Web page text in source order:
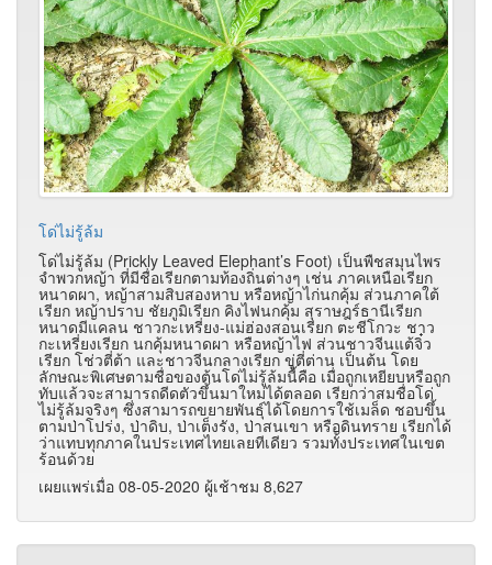
โด่ไม่รู้ล้ม
โด่ไม่รู้ล้ม (Prickly Leaved Elephant’s Foot) เป็นพืชสมุนไพร
จำพวกหญ้า ที่มีชื่อเรียกตามท้องถิ่นต่างๆ เช่น ภาคเหนือเรียก
หนาดผา, หญ้าสามสิบสองหาบ หรือหญ้าไก่นกคุ้ม ส่วนภาคใต้
เรียก หญ้าปราบ ชัยภูมิเรียก คิงไฟนกคุ้ม สุราษฎร์ธานีเรียก
หนาดมีแคลน ชาวกะเหรี่ยง-แม่ฮ่องสอนเรียก ตะชีโกวะ ชาว
กะเหรี่ยงเรียก นกคุ้มหนาดผา หรือหญ้าไฟ ส่วนชาวจีนแต้จิ๋ว
เรียก โช่วตี่ต้า และชาวจีนกลางเรียก ขู่ตี่ต่าน เป็นต้น โดย
ลักษณะพิเศษตามชื่อของต้นโด่ไม่รู้ล้มนี้คือ เมื่อถูกเหยียบหรือถูก
ทับแล้วจะสามารถดีดตัวขึ้นมาใหม่ได้ตลอด เรียกว่าสมชื่อโด่
ไม่รู้ล้มจริงๆ ซึ่งสามารถขยายพันธุ์ได้โดยการใช้เมล็ด ชอบขึ้น
ตามป่าโปร่ง, ป่าดิบ, ป่าเต็งรัง, ป่าสนเขา หรือดินทราย เรียกได้
ว่าแทบทุกภาคในประเทศไทยเลยทีเดียว รวมทั้งประเทศในเขต
ร้อนด้วย
เผยแพร่เมื่อ 08-05-2020 ผู้เช้าชม 8,627